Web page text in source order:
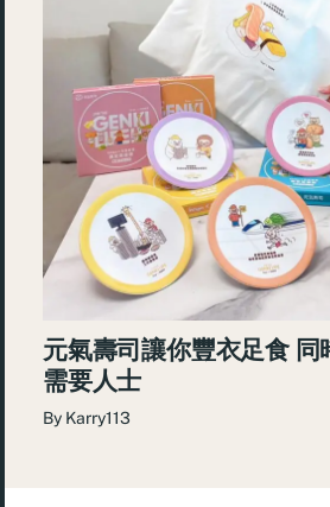
元氣壽司讓你豐衣足食 同
需要人士
By Karry113